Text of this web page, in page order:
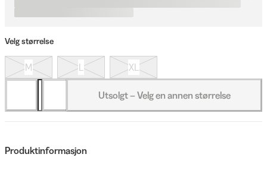
Velg størrelse
M L XL
Utsolgt – Velg en annen størrelse
Produktinformasjon